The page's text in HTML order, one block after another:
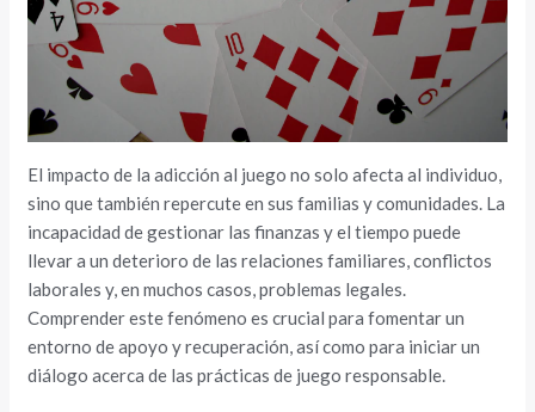
El impacto de la adicción al juego no solo afecta al individuo,
sino que también repercute en sus familias y comunidades. La
incapacidad de gestionar las finanzas y el tiempo puede
llevar a un deterioro de las relaciones familiares, conflictos
laborales y, en muchos casos, problemas legales.
Comprender este fenómeno es crucial para fomentar un
entorno de apoyo y recuperación, así como para iniciar un
diálogo acerca de las prácticas de juego responsable.